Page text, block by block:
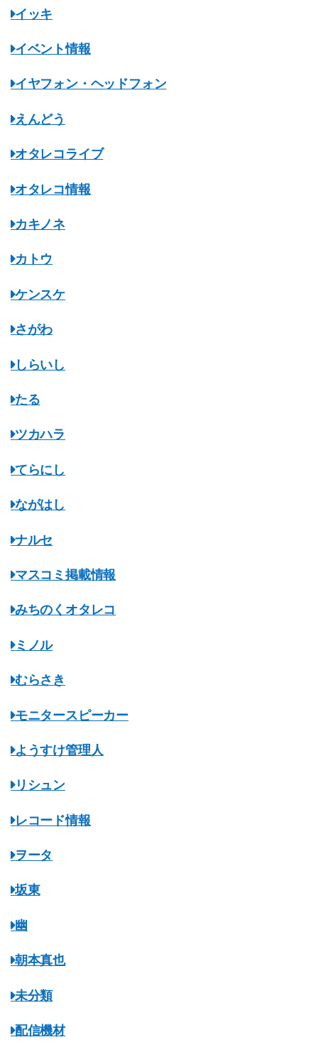
イッキ
イベント情報
イヤフォン・ヘッドフォン
えんどう
オタレコライブ
オタレコ情報
カキノネ
カトウ
ケンスケ
さがわ
しらいし
たる
ツカハラ
てらにし
ながはし
ナルセ
マスコミ掲載情報
みちのくオタレコ
ミノル
むらさき
モニタースピーカー
ようすけ管理人
リシュン
レコード情報
ヲータ
坂東
幽
朝本真也
未分類
配信機材